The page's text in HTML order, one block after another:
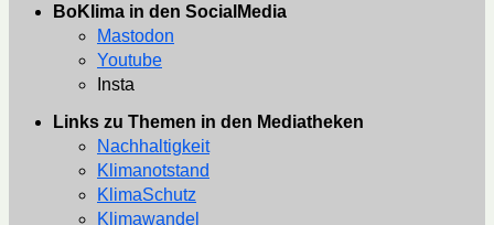
BoKlima in den SocialMedia
Mastodon
Youtube
Insta
Links zu Themen in den Mediatheken
Nachhaltigkeit
Klimanotstand
KlimaSchutz
Klimawandel